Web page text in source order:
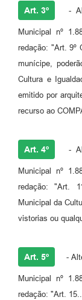
Art. 3º -
Municipal nº
redação: "Art. 9º
munícipe,
Cultura e
emitido por
recurso ao
Art. 4º -
Municipal nº
redação: "Art.
Municipal da
vistorias ou
Art. 5º -
Municipal nº
redação: "Art.